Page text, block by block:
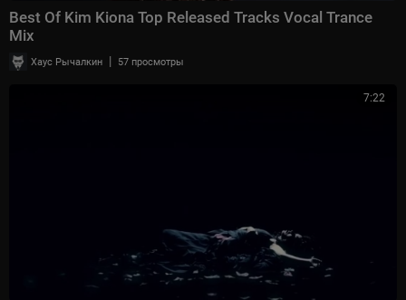
Best Of Kim Kiona Top Released Tracks Vocal Trance
Mix
Хаус Рычалкин | 57 просмотры
7:22